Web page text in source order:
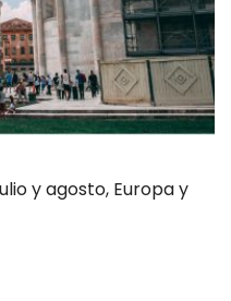
y agosto, Europa y